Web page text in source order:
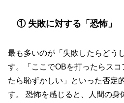
① 失敗に対する「恐怖」
最も多いのが「失敗したらどう
す。「ここでOBを打ったらス
たら恥ずかしい」といった否定
す。 恐怖を感じると、人間の身